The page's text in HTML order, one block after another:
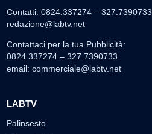
Contatti: 0824.337274 – 327.7390733
redazione@labtv.net
Contattaci per la tua Pubblicità:
0824.337274 – 327.7390733
email: commerciale@labtv.net
LABTV
Palinsesto